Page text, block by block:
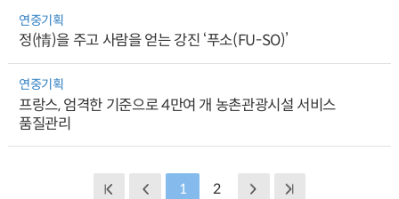
연중기획
정(情)을 주고 사람을 얻는 강진 ‘푸소(FU-SO)’
연중기획
프랑스, 엄격한 기준으로 4만여 개 농촌관광시설 서비스
품질관리
1 2